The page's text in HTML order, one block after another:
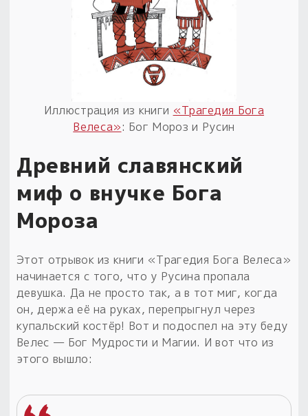
Иллюстрация из книги «Трагедия Бога
Велеса»: Бог Мороз и Русин
Древний славянский
миф о внучке Бога
Мороза
Этот отрывок из книги «Трагедия Бога Велеса»
начинается с того, что у Русина пропала
девушка. Да не просто так, а в тот миг, когда
он, держа её на руках, перепрыгнул через
купальский костёр! Вот и подоспел на эту беду
Велес — Бог Мудрости и Магии. И вот что из
этого вышло: